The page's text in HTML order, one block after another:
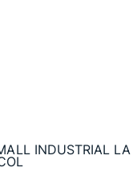
INDUSTRIAL LA